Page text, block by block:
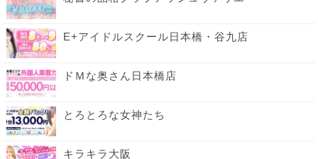
E+アイドルスクール日本橋・谷九店
ドＭな奥さん日本橋店
とろとろな女神たち
キラキラ大阪